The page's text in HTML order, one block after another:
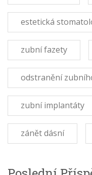
estetická
zubní fazety
odstranění
zubní implantáty
zánět dásní